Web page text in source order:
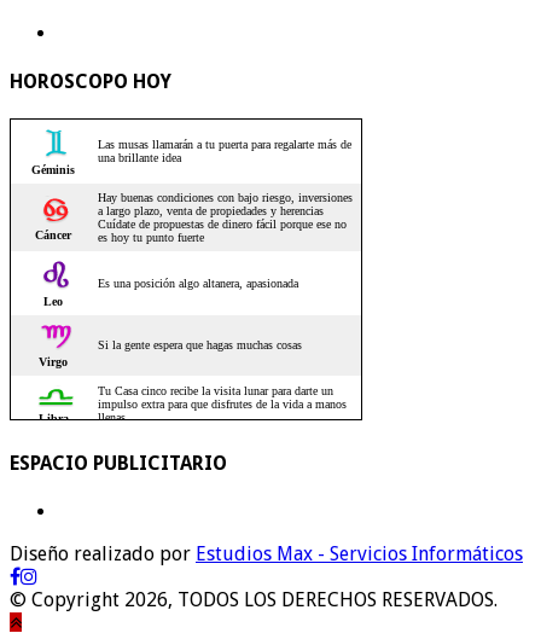
HOROSCOPO HOY
ESPACIO PUBLICITARIO
Diseño realizado por Estudios Max - Servicios Informáticos
© Copyright 2026, TODOS LOS DERECHOS RESERVADOS.